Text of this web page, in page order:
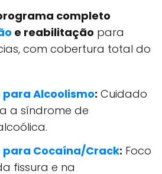
completo
e reabilitação para
com cobertura total do
Alcoolismo: Cuidado
a síndrome de
Cocaína/Crack: Foco
fissura e na